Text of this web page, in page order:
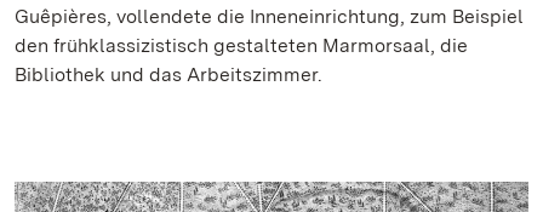
Guêpières, vollendete die Inneneinrichtung, zum Beispiel
den frühklassizistisch gestalteten Marmorsaal, die
Bibliothek und das Arbeitszimmer.